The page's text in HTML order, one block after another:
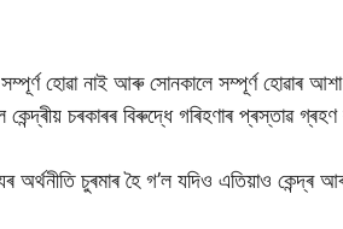
হোৱা নাই আৰু সোনকালে সম্পূৰ্ণ হোৱাৰ
চৰকাৰৰ বিৰুদ্ধে গৰিহণাৰ প্ৰস্তাৱ
চুৰমাৰ হৈ গ’ল যদিও এতিয়াও কেন্দ্ৰ